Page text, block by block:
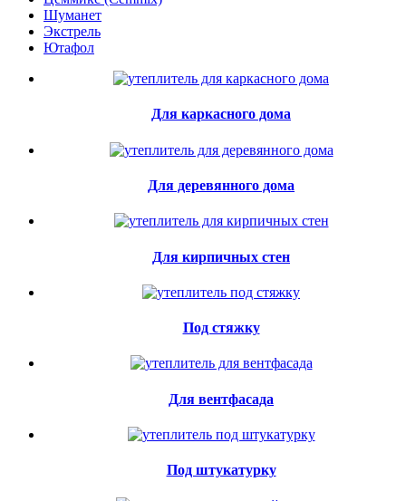
Шуманет
Экстрель
Ютафол
Для каркасного дома
Для деревянного дома
Для кирпичных стен
Под стяжку
Для вентфасада
Под штукатурку